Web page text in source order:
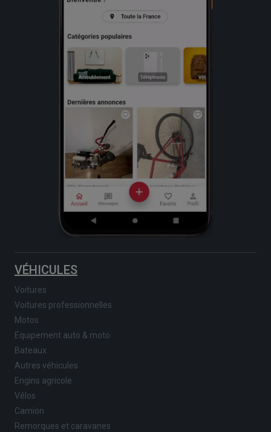
VÉHICULES
Voitures
Voitures professionnelles
Motos
Equipement auto & moto
Bateaux
Autres véhicules
Engins agricole
Vélos
Camion
Remorques et caravanes